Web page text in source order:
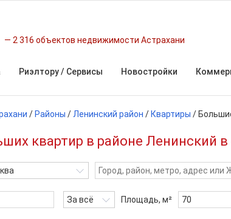
2 316 объектов недвижимости Астрахани
Риэлтору / Сервисы Новостройки
/ Районы / Ленинский район / Квартиры /
квартир в районе Ленинский в
За всё Площадь, м²